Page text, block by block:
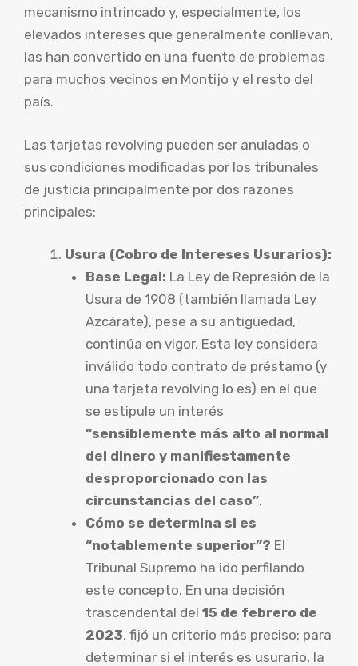
mecanismo intrincado y, especialmente, los
elevados intereses que generalmente conllevan,
las han convertido en una fuente de problemas
para muchos vecinos en Montijo y el resto del
país.
Las tarjetas revolving pueden ser anuladas o
sus condiciones modificadas por los tribunales
de justicia principalmente por dos razones
principales:
Usura (Cobro de Intereses Usurarios):
Base Legal: La Ley de Represión de la
Usura de 1908 (también llamada Ley
Azcárate), pese a su antigüedad,
continúa en vigor. Esta ley considera
inválido todo contrato de préstamo (y
una tarjeta revolving lo es) en el que
se estipule un interés
“sensiblemente más alto al normal
del dinero y manifiestamente
desproporcionado con las
circunstancias del caso”.
Cómo se determina si es
“notablemente superior”? El
Tribunal Supremo ha ido perfilando
este concepto. En una decisión
trascendental del 15 de febrero de
2023, fijó un criterio más preciso: para
determinar si el interés es usurario, la